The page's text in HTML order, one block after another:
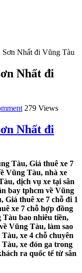
Sơn Nhất đi Vũng Tàu
Nhất đi
279 Views
Nhất đi
Tàu, Giá thuê xe 7
Vũng Tàu, nhà xe
dịch vụ xe tại sân
bay tphcm về Vũng
Giá thuê xe 7 chỗ đi 1
xe 7 chỗ hợp đồng
Tàu bao nhiêu tiền,
Vũng Tàu, làm sao
xe 4 chỗ chuyên
xe đón ga trong
ra quốc tế từ sân